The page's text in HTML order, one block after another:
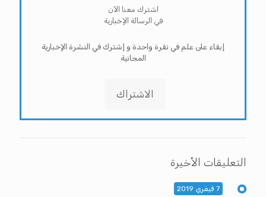
اشترك معنا الآن
في الرسالة الإخبارية
إبقاء على علم في نقرة واحدة و إشترك في النشرة الإخبارية
المجانية
الاشتراك
التعليقات الأخيرة
7 فيفري 2019